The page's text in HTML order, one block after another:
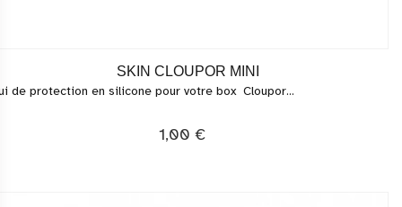
SKIN CLOUPOR MINI
de protection en silicone pour votre box Cloupor...
1,00 €